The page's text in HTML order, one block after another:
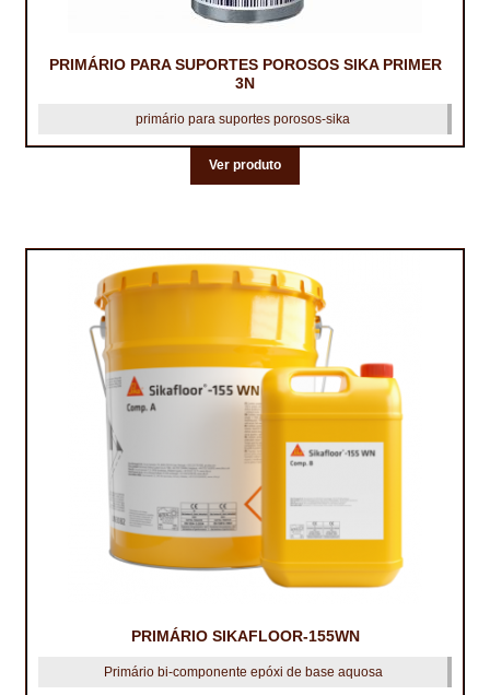
PRIMÁRIO PARA SUPORTES POROSOS SIKA PRIMER
3N
primário para suportes porosos-sika
Ver produto
PRIMÁRIO SIKAFLOOR-155WN
Primário bi-componente epóxi de base aquosa